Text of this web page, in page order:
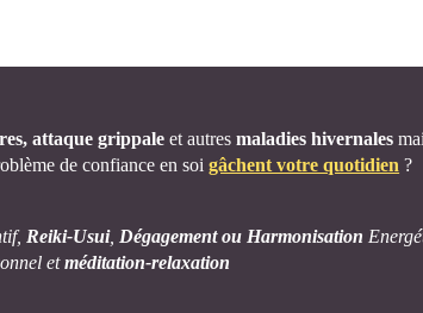
attaque grippaleet autres maladies hivernales
de confiance en soigâchent votre quotidien ?
Reiki-Usui, Dégagement ou Harmonisation
etméditation-relaxation